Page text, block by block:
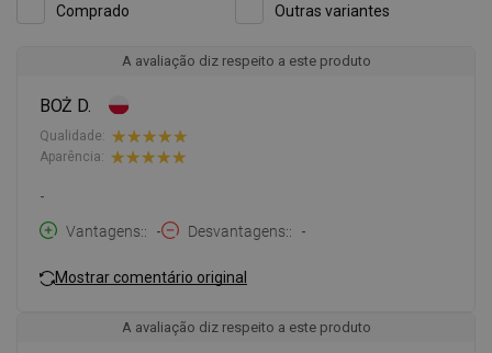
Comprado Outras variantes
A avaliação diz respeito a este produto
BOŻ D.
Qualidade:
Aparência:
-
Vantagens:
- Desvantagens: -
Mostrar comentário original
A avaliação diz respeito a este produto